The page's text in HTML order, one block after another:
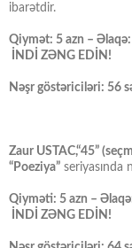
ibarətdir.
Qiymət: 5 azn –
İNDİ ZƏNG EDİN!
Nəşr göstəriciləri: 56
Zaur USTAC,“45”
“Poeziya” seriyasında
Qiyməti: 5 azn –
İNDİ ZƏNG EDİN!